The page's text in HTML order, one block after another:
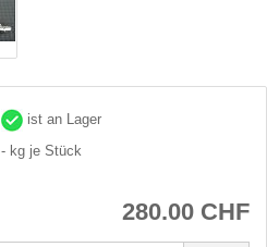
ist an Lager
- kg je Stück
280.00 CHF